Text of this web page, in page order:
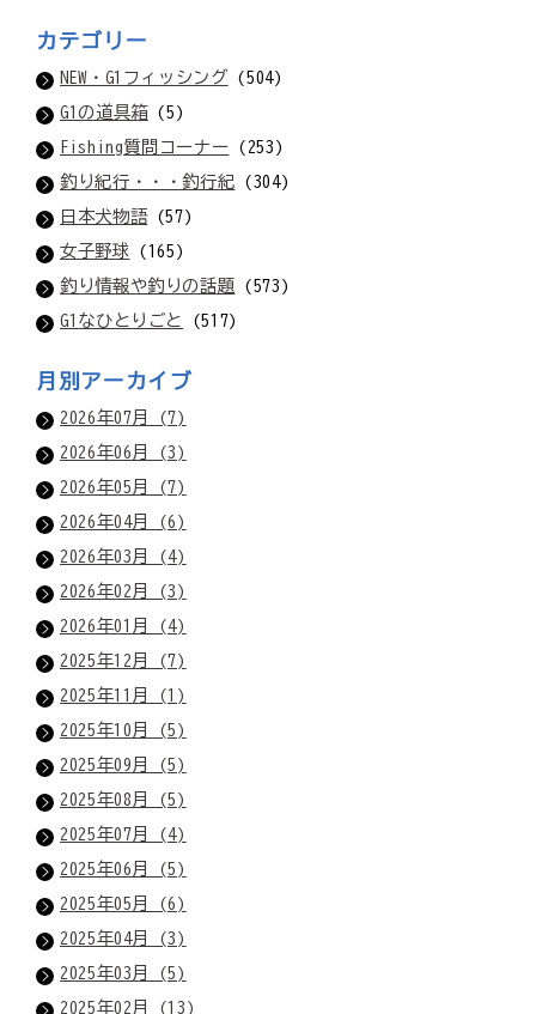
カテゴリー
NEW・G1フィッシング(504)
G1の道具箱(5)
Fishing質問コーナー (253)
釣り紀行・・・釣行紀 (304)
日本犬物語(57)
女子野球 (165)
釣り情報や釣りの話題 (573)
G1なひとりごと
(517)
月別アーカイブ
2026年07月 (7)
2026年06月 (3)
2026年05月 (7)
2026年04月 (6)
2026年03月 (4)
2026年02月 (3)
2026年01月 (4)
2025年12月 (7)
2025年11月 (1)
2025年10月 (5)
2025年09月 (5)
2025年08月 (5)
2025年07月 (4)
2025年06月 (5)
2025年05月 (6)
2025年04月 (3)
2025年03月 (5)
2025年02月 (13)